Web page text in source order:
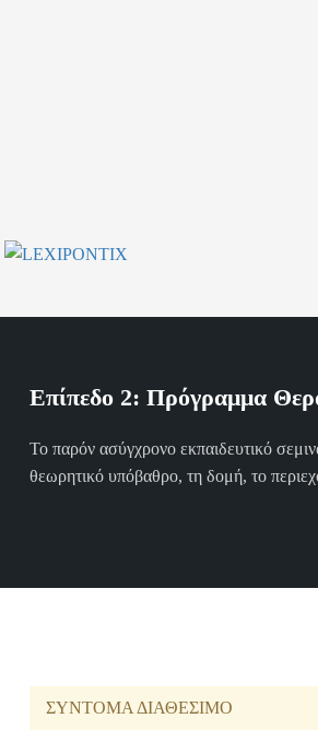
Επίπεδο 2: Πρόγραμμα
Το παρόν ασύγχρονο εκπαιδευτικό
θεωρητικό υπόβαθρο, τη δομή, το
ΣΥΝΤΟΜΑ ΔΙΑΘΕΣΙΜΟ